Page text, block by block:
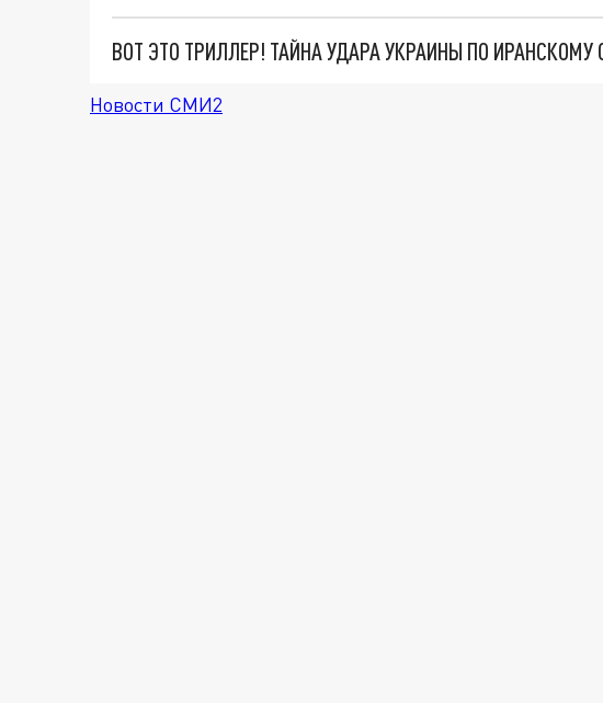
ВОТ ЭТО ТРИЛЛЕР! ТАЙНА УДАРА УКРАИНЫ ПО
Новости СМИ2